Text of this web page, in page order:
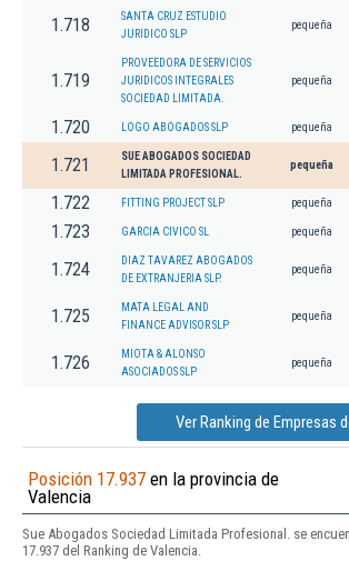
1.718
SANTA CRUZ ESTUDIO
JURIDICO SLP
pequeña
1.719
PROVEEDORA DE SERVICIOS
JURIDICOS INTEGRALES
SOCIEDAD LIMITADA.
pequeña
1.720 LOGO ABOGADOS SLP pequeña
1.721
SUE ABOGADOS SOCIEDAD
LIMITADA PROFESIONAL.
pequeña
1.722 FITTING PROJECT SLP pequeña
1.723 GARCIA CIVICO SL pequeña
1.724
DIAZ TAVAREZ ABOGADOS
DE EXTRANJERIA SLP.
pequeña
1.725
MATA LEGAL AND
FINANCE ADVISOR SLP
pequeña
1.726
MIOTA & ALONSO
ASOCIADOS SLP
pequeña
Ver Ranking de Empresas
Posición 17.937 en la provincia de
Valencia
Sue Abogados Sociedad Limitada Profesional. se
17.937 del Ranking de Valencia.